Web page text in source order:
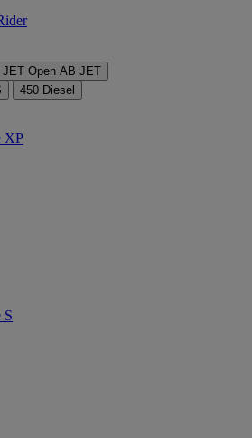
JET Open AB JET
450 Diesel
XP
S